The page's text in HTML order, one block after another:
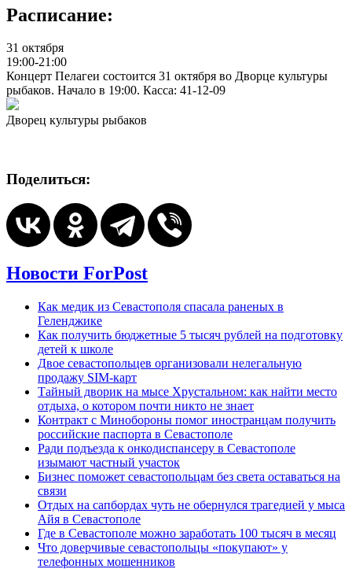
Расписание:
31 октября
19:00-21:00
Концерт Пелагеи состоится 31 октября во Дворце культуры
рыбаков. Начало в 19:00. Касса: 41-12-09
Дворец культуры рыбаков
Поделиться:
Новости ForPost
Как медик из Севастополя спасала раненых в
Геленджике
Как получить бюджетные 5 тысяч рублей на подготовку
детей к школе
Двое севастопольцев организовали нелегальную
продажу SIM-карт
Тайный дворик на мысе Хрустальном: как найти место
отдыха, о котором почти никто не знает
Контракт с Минобороны помог иностранцам получить
российские паспорта в Севастополе
Ради подъезда к онкодиспансеру в Севастополе
изымают частный участок
Бизнес поможет севастопольцам без света оставаться на
связи
Отдых на сапбордах чуть не обернулся трагедией у мыса
Айя в Севастополе
Где в Севастополе можно заработать 100 тысяч в месяц
Что доверчивые севастопольцы «покупают» у
телефонных мошенников